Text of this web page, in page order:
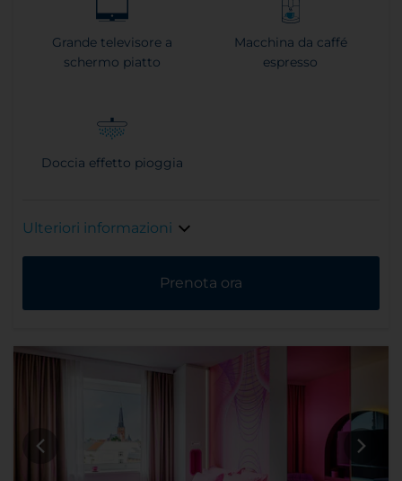
Grande televisore a
schermo piatto
Macchina da caffé
espresso
Doccia effetto pioggia
Ulteriori informazioni
Prenota ora